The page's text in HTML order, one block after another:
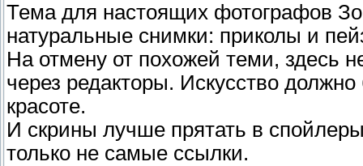
Тема для настоящих фотографов
натуральные снимки: приколы и
На отмену от похожей теми, здесь
через редакторы. Искусство
красоте.
И скрины лучше прятать в
только не самые ссылки.